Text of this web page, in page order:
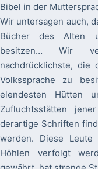
Bibel in der
Wir untersagen auch,
Bücher des Alten
besitzen… Wir
nachdrücklichste, die
Volkssprache zu
elendesten Hütten
Zufluchtsstätten
derartige Schriften
werden. Diese
Höhlen verfolgt